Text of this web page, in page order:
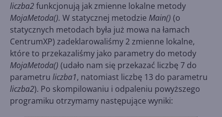
liczba2funkcjonują jak zmienne lokalne metody
MojaMetoda(). W statycznej metodzie Main() (o
statycznych metodach była już mowa na łamach
CentrumXP) zadeklarowaliśmy 2 zmienne lokalne,
które to przekazaliśmy jako parametry do metody
MojaMetoda() (udało nam się przekazać liczbę 7 do
parametru liczba1, natomiast liczbę 13 do parametru
liczba2). Po skompilowaniu i odpaleniu powyższego
programiku otrzymamy następujące wyniki: